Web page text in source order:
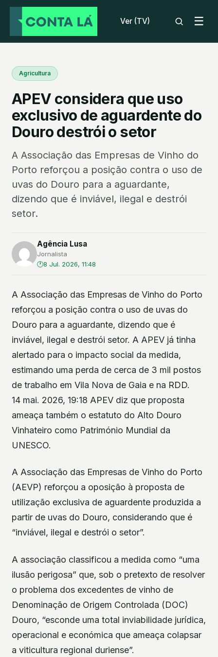
Ver (TV) ☰
Agricultura
APEV considera que uso
exclusivo de aguardente do
Douro destrói o setor
A Associação das Empresas de Vinho do
Porto reforçou a posição contra o uso de
uvas do Douro para a aguardante,
dizendo que é inviável, ilegal e destrói
setor.
Agência Lusa
Jornalista
8 Jul. 2026, 11:48
A Associação das Empresas de Vinho do Porto
reforçou a posição contra o uso de uvas do
Douro para a aguardante, dizendo que é
inviável, ilegal e destrói setor. A APEV já tinha
alertado para o impacto social da medida,
estimando uma perda de cerca de 3 mil postos
de trabalho em Vila Nova de Gaia e na RDD.
14 mai. 2026, 19:18 APEV diz que proposta
ameaça também o estatuto do Alto Douro
Vinhateiro como Património Mundial da
UNESCO.
A Associação das Empresas de Vinho do Porto
(AEVP) reforçou a oposição à proposta de
utilização exclusiva de aguardente produzida a
partir de uvas do Douro, considerando que é
“inviável, ilegal e destrói o setor”.
A associação classificou a medida como “uma
ilusão perigosa” que, sob o pretexto de resolver
o problema dos excedentes de vinho de
Denominação de Origem Controlada (DOC)
Douro, “esconde uma total inviabilidade jurídica,
operacional e económica que ameaça colapsar
a viticultura regional duriense”.